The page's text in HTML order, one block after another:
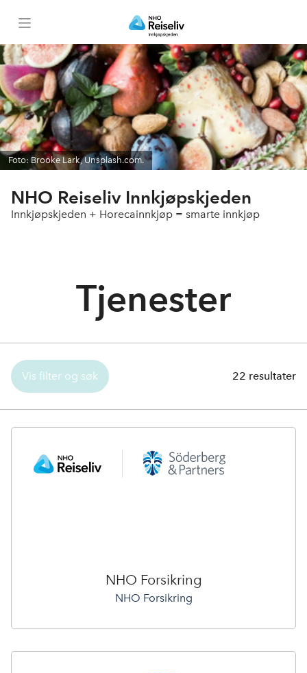
Foto: Brooke Lark, Unsplash.com.
NHO Reiseliv Innkjøpskjeden
Innkjøpskjeden + Horecainnkjøp = smarte innkjøp
Bli med i Innkjøpskjeden
Partnerbonus
Leverandører
Bærekraft
Logg inn innsiktsverktøyet
Om oss
Kontakt oss
Tjenester
Vis filter og søk 22 resultater
NHO Forsikring
NHO Forsikring